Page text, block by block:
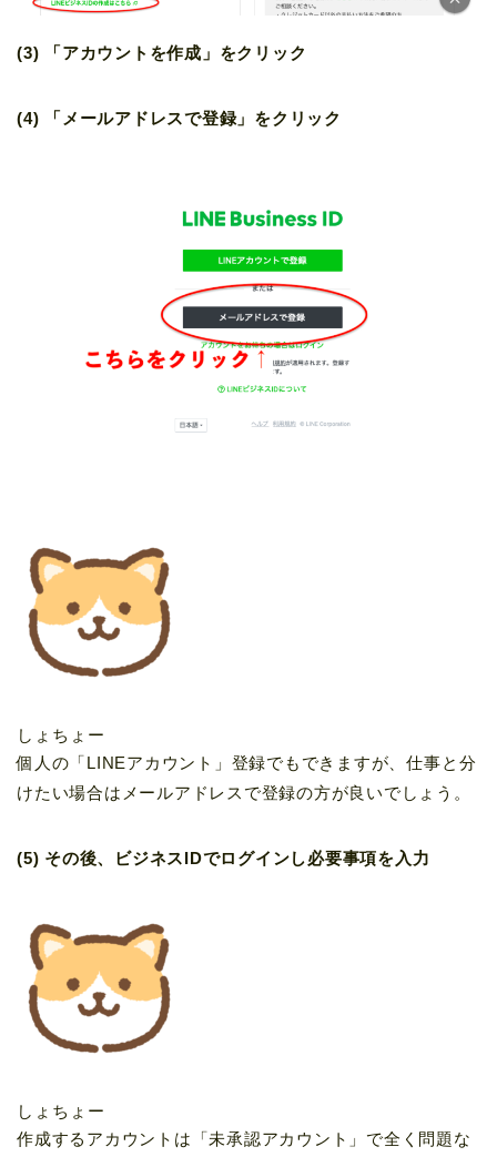
(3) 「アカウントを作成」をクリック
(4) 「メールアドレスで登録」をクリック
しょちょー
個人の「LINEアカウント」登録でもできますが、仕事と分
けたい場合はメールアドレスで登録の方が良いでしょう。
(5) その後、ビジネスIDでログインし必要事項を入力
しょちょー
作成するアカウントは「未承認アカウント」で全く問題な